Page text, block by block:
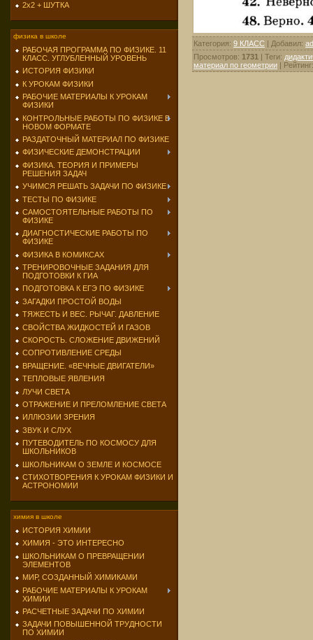
2х2 + ШУТКА
физика в школе
РАБОЧАЯ ПРОГРАММА ПО ФИЗИКЕ. 11
КЛАСС. УГЛУБЛЕННЫЙ УРОВЕНЬ
ИСТОРИЯ ФИЗИКИ
К УРОКАМ ФИЗИКИ
РАБОЧИЕ МАТЕРИАЛЫ К УРОКАМ
ФИЗИКИ
КОНТРОЛЬНЫЕ РАБОТЫ ПО ФИЗИКЕ В
НОВОМ ФОРМАТЕ
РАЗДАТОЧНЫЙ МАТЕРИАЛ ПО ФИЗИКЕ
ФИЗИЧЕСКИЕ ДЕМОНСТРАЦИИ
ФИЗИКА. ТЕОРИЯ И ПРИМЕРЫ
РЕШЕНИЯ ЗАДАЧ
УЧИМСЯ РЕШАТЬ ЗАДАЧИ ПО ФИЗИКЕ
ТЕСТЫ ПО ФИЗИКЕ
САМОСТОЯТЕЛЬНЫЕ РАБОТЫ ПО
ФИЗИКЕ
ДИАГНОСТИЧЕСКИЕ РАБОТЫ ПО
ФИЗИКЕ
ФИЗИКА В КОМИКСАХ
ТРЕНИРОВОЧНЫЕ ЗАДАНИЯ ДЛЯ
ПОДГОТОВКИ К ГИА
ПОДГОТОВКА К ЕГЭ ПО ФИЗИКЕ
ЗАГАДКИ ПРОСТОЙ ВОДЫ
ТЯЖЕСТЬ И ВЕС. РЫЧАГ. ДАВЛЕНИЕ
СВОЙСТВА ЖИДКОСТЕЙ И ГАЗОВ
СКОРОСТЬ. СЛОЖЕНИЕ ДВИЖЕНИЙ
СОПРОТИВЛЕНИЕ СРЕДЫ
ВРАЩЕНИЕ. «ВЕЧНЫЕ ДВИГАТЕЛИ»
ТЕПЛОВЫЕ ЯВЛЕНИЯ
ЛУЧИ СВЕТА
ОТРАЖЕНИЕ И ПРЕЛОМЛЕНИЕ СВЕТА
ИЛЛЮЗИИ ЗРЕНИЯ
ЗВУК И СЛУХ
ПУТЕВОДИТЕЛЬ ПО КОСМОСУ ДЛЯ
ШКОЛЬНИКОВ
ШКОЛЬНИКАМ О ЗЕМЛЕ И КОСМОСЕ
СТИХОТВОРЕНИЯ К УРОКАМ ФИЗИКИ И
АСТРОНОМИИ
химия в школе
ИСТОРИЯ ХИМИИ
ХИМИЯ - ЭТО ИНТЕРЕСНО
ШКОЛЬНИКАМ О ПРЕВРАЩЕНИИ
ЭЛЕМЕНТОВ
МИР, СОЗДАННЫЙ ХИМИКАМИ
РАБОЧИЕ МАТЕРИАЛЫ К УРОКАМ
ХИМИИ
РАСЧЕТНЫЕ ЗАДАЧИ ПО ХИМИИ
ЗАДАЧИ ПОВЫШЕННОЙ ТРУДНОСТИ
ПО ХИМИИ
Категория: 9 КЛАСС | Добавил:
Просмотров: 1731 | Теги:
материал по геометрии | Рейтинг